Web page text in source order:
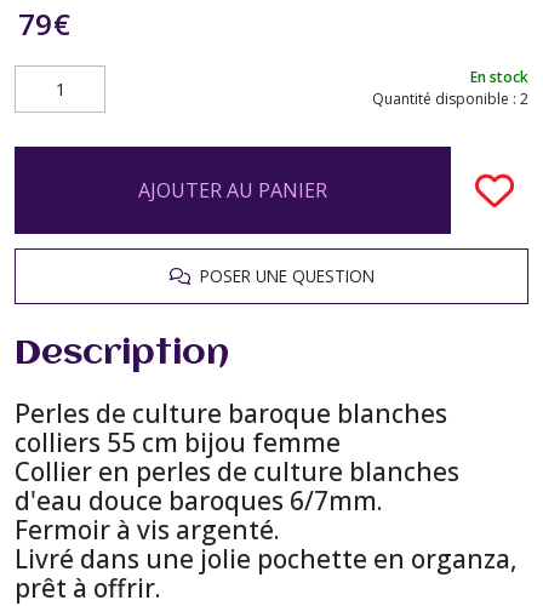
79€
En stock
Quantité disponible : 2
AJOUTER AU PANIER
POSER UNE QUESTION
Description
Perles de culture baroque blanches
colliers 55 cm bijou femme
Collier en perles de culture blanches
d'eau douce baroques 6/7mm.
Fermoir à vis argenté.
Livré dans une jolie pochette en organza,
prêt à offrir.